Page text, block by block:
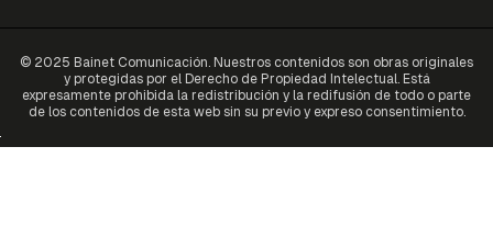
© 2025 Bainet Comunicación. Nuestros contenidos son obras originales
y protegidas por el Derecho de Propiedad Intelectual. Está
expresamente prohibida la redistribución y la redifusión de todo o parte
de los contenidos de esta web sin su previo y expreso consentimiento.